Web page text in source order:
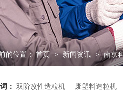
的位置： 首页 > 新闻资讯 > 南京
： 双阶改性造粒机 废塑料造粒机